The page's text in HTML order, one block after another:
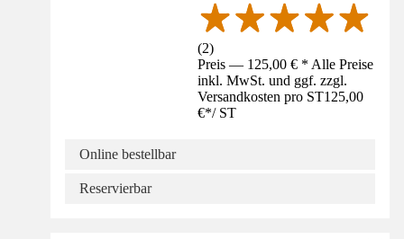
(2)
Preis — 125,00 € * Alle Preise
inkl. MwSt. und ggf. zzgl.
Versandkosten pro ST125,00
€*/ ST
Online bestellbar
Reservierbar